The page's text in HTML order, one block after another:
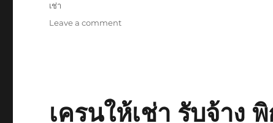
เช่า
Leave a commenton
ดาดฟ้า
ตึก
เครนให้เช่า รับจ้าง